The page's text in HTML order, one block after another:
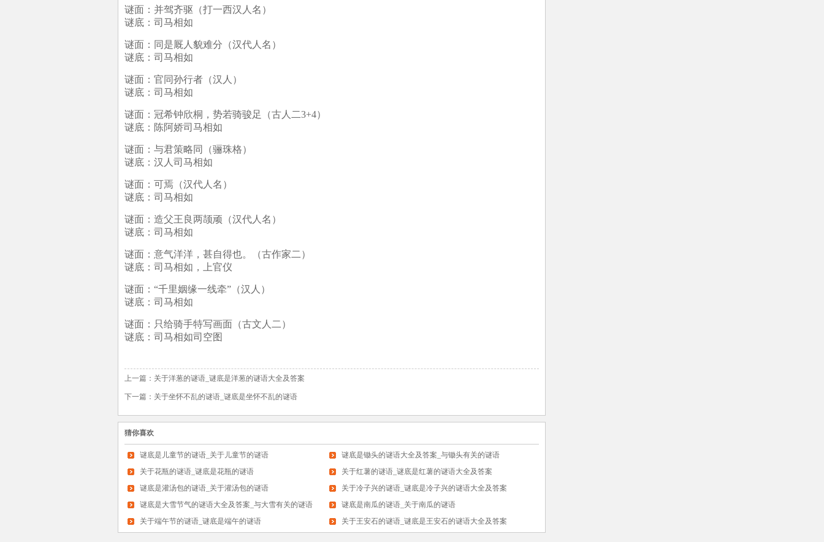
谜面：并驾齐驱（打一西汉人名）
谜底：司马相如
谜面：同是厩人貌难分（汉代人名）
谜底：司马相如
谜面：官同孙行者（汉人）
谜底：司马相如
谜面：冠希钟欣桐，势若骑骏足（古人二3+4）
谜底：陈阿娇司马相如
谜面：与君策略同（骊珠格）
谜底：汉人司马相如
谜面：可焉（汉代人名）
谜底：司马相如
谜面：造父王良两颉顽（汉代人名）
谜底：司马相如
谜面：意气洋洋，甚自得也。（古作家二）
谜底：司马相如，上官仪
谜面：“千里姻缘一线牵”（汉人）
谜底：司马相如
谜面：只给骑手特写画面（古文人二）
谜底：司马相如司空图
上一篇： 关于洋葱的谜语_谜底是洋葱的谜语大全及答案
下一篇： 关于坐怀不乱的谜语_谜底是坐怀不乱的谜语
猜你喜欢
谜底是儿童节的谜语_关于儿童节的谜语
谜底是锄头的谜语大全及答案_与锄头有关的谜语
关于花瓶的谜语_谜底是花瓶的谜语
关于红薯的谜语_谜底是红薯的谜语大全及答案
谜底是灌汤包的谜语_关于灌汤包的谜语
关于冷子兴的谜语_谜底是冷子兴的谜语大全及答案
谜底是大雪节气的谜语大全及答案_与大雪有关的谜语
谜底是南瓜的谜语_关于南瓜的谜语
关于端午节的谜语_谜底是端午的谜语
关于王安石的谜语_谜底是王安石的谜语大全及答案